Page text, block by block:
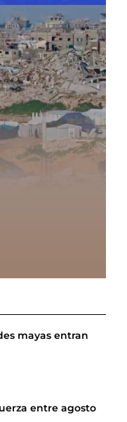
mayas entran
entre agosto